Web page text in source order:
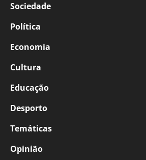
Sociedade
Política
Economia
Cultura
Educação
Desporto
Temáticas
Opinião